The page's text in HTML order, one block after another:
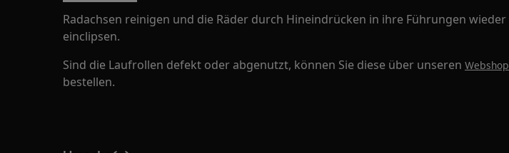
Radachsen reinigen und die Räder durch Hineindrücken in ihre Führungen wieder
einclipsen.
Sind die Laufrollen defekt oder abgenutzt, können Sie diese über unseren Webshop
bestellen.